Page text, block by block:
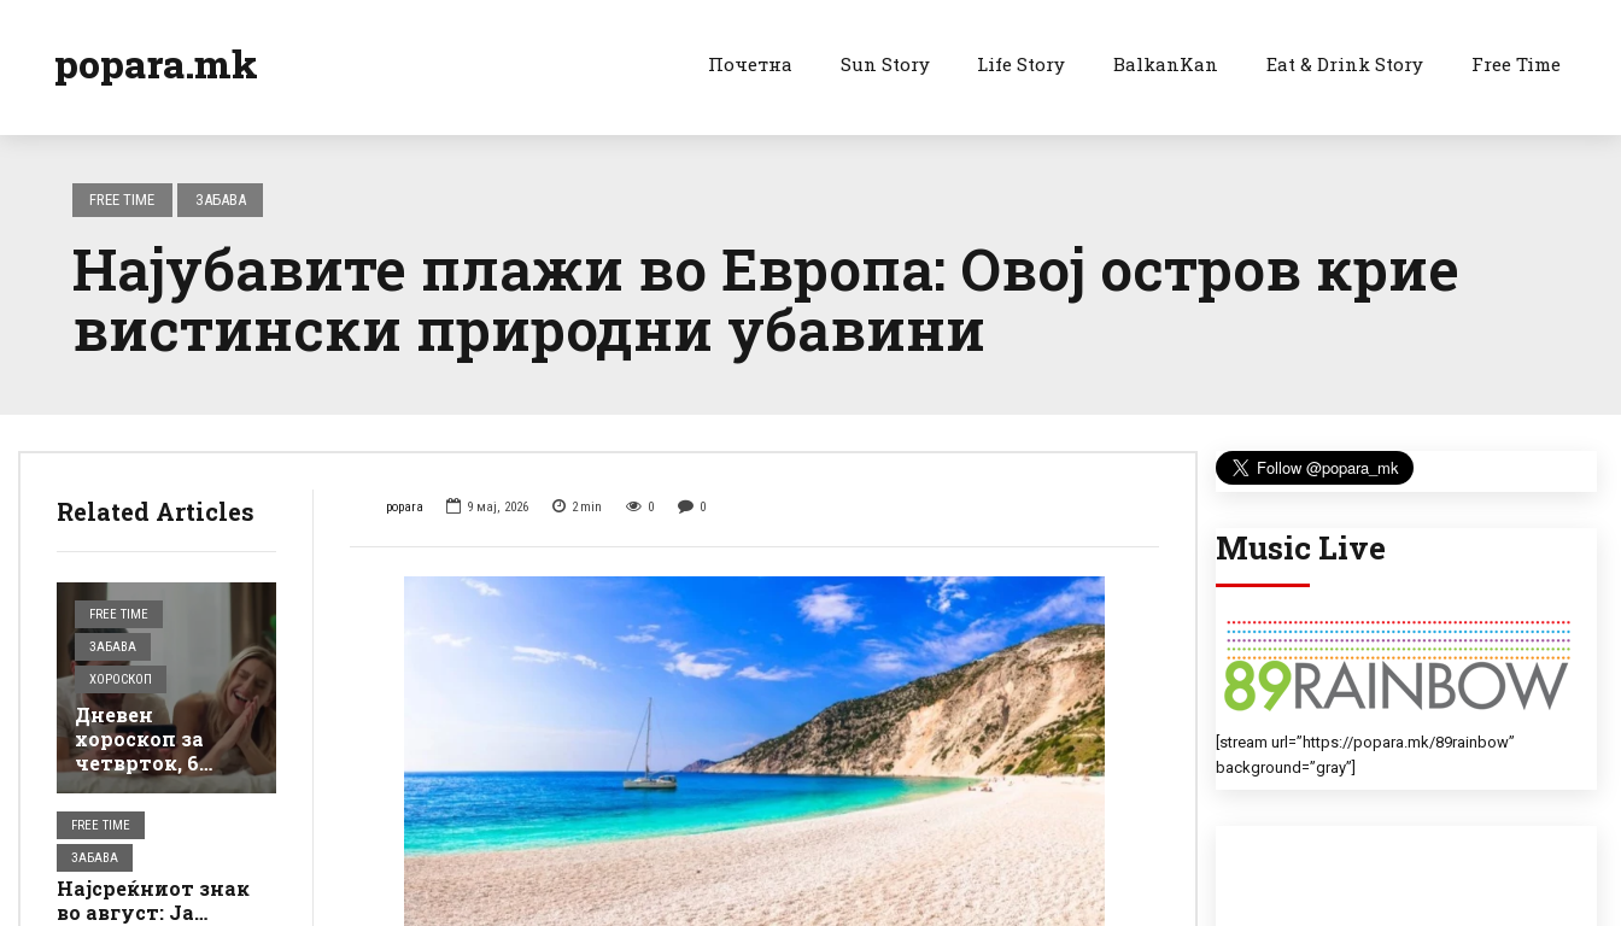
popara.mk Почетна Sun Story Life Story BalkanKan Eat & Drink Story Free Time
FREE TIME ЗАБАВА
Најубавите плажи во Европа: Овој остров крие
вистински природни убавини
Related Articles
FREE TIME
ЗАБАВА
ХОРОСКОП
Дневен
хороскоп за
четврток, 6
август: И тоа е
тоа, еве како
влегувате во
новиот ден, ве
очекува лудило
FREE TIME
ЗАБАВА
Најсреќниот знак
во август: Ја
popara 9 мај, 2026 2min 0 0
Music Live
[stream url=”https://popara.mk/89rainbow”
background=”gray”]